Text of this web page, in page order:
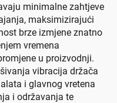
minimalne zahtjeve
maksimizirajući
brze izmjene znatno
vremena
u proizvodnji.
vibracija držača
i glavnog vretena
i održavanja te